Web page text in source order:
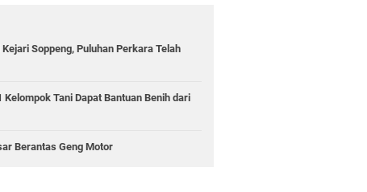
Soppeng, Puluhan Perkara Telah
Tani Dapat Bantuan Benih dari
Berantas Geng Motor